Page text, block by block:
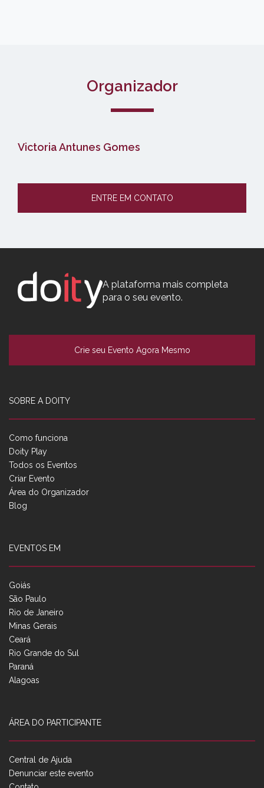
Organizador
Victoria Antunes Gomes
ENTRE EM CONTATO
A plataforma mais completa
para o seu evento.
Crie seu Evento Agora Mesmo
SOBRE A DOITY
Como funciona
Doity Play
Todos os Eventos
Criar Evento
Área do Organizador
Blog
EVENTOS EM
Goiás
São Paulo
Rio de Janeiro
Minas Gerais
Ceará
Rio Grande do Sul
Paraná
Alagoas
ÁREA DO PARTICIPANTE
Central de Ajuda
Denunciar este evento